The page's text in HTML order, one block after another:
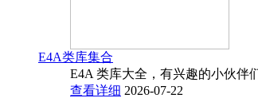
E4A类库集合
E4A 类库大全，有兴趣的小伙
查看详细 2026-07-22